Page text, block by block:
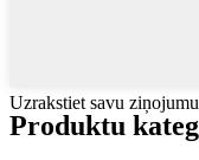
Uzrakstiet savu
Produktu